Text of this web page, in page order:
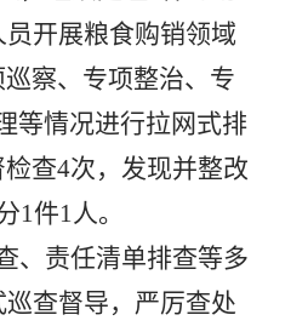
开展粮食购销领域
察、专项整治、专
等情况进行拉网式排
查4次，发现并整改
1件1人。
、责任清单排查等多
查督导，严厉查处